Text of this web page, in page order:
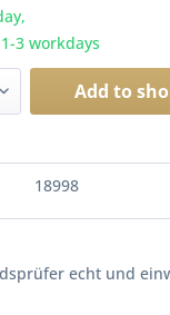
3 workdays
Add to
18998
echt und